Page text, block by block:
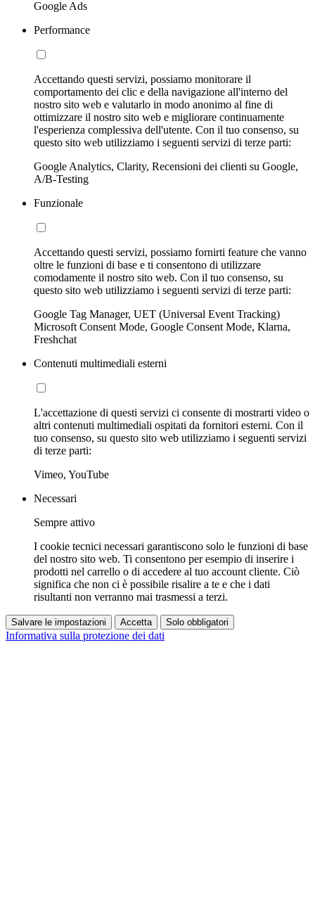
Google Ads
Performance
Accettando questi servizi, possiamo monitorare il
comportamento dei clic e della navigazione all'interno del
nostro sito web e valutarlo in modo anonimo al fine di
ottimizzare il nostro sito web e migliorare continuamente
l'esperienza complessiva dell'utente. Con il tuo consenso, su
questo sito web utilizziamo i seguenti servizi di terze parti:
Google Analytics, Clarity, Recensioni dei clienti su Google,
A/B-Testing
Funzionale
Accettando questi servizi, possiamo fornirti feature che vanno
oltre le funzioni di base e ti consentono di utilizzare
comodamente il nostro sito web. Con il tuo consenso, su
questo sito web utilizziamo i seguenti servizi di terze parti:
Google Tag Manager, UET (Universal Event Tracking)
Microsoft Consent Mode, Google Consent Mode, Klarna,
Freshchat
Contenuti multimediali esterni
L'accettazione di questi servizi ci consente di mostrarti video o
altri contenuti multimediali ospitati da fornitori esterni. Con il
tuo consenso, su questo sito web utilizziamo i seguenti servizi
di terze parti:
Vimeo, YouTube
Necessari
Sempre attivo
I cookie tecnici necessari garantiscono solo le funzioni di base
del nostro sito web. Ti consentono per esempio di inserire i
prodotti nel carrello o di accedere al tuo account cliente. Ciò
significa che non ci è possibile risalire a te e che i dati
risultanti non verranno mai trasmessi a terzi.
Salvare le impostazioni Accetta Solo obbligatori
Informativa sulla protezione dei dati